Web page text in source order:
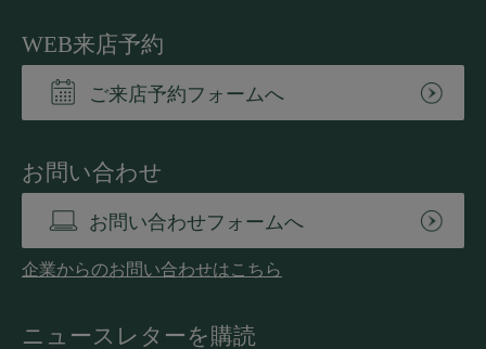
WEB来店予約
ご来店予約フォームへ
お問い合わせ
お問い合わせフォームへ
企業からのお問い合わせはこちら
ニュースレターを購読